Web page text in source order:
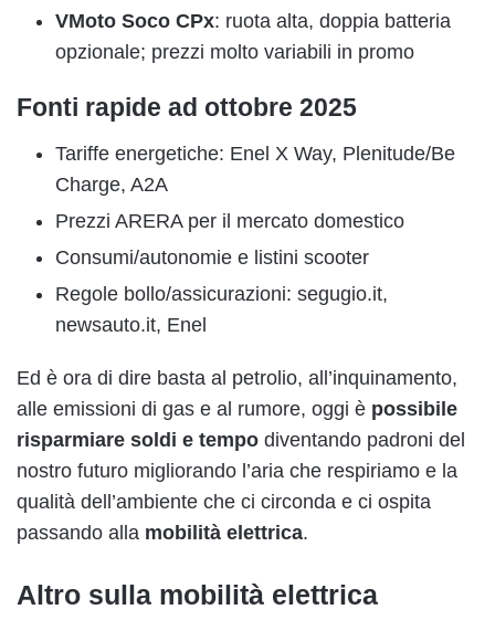
VMoto Soco CPx: ruota alta, doppia batteria
opzionale; prezzi molto variabili in promo
Fonti rapide ad ottobre 2025
Tariffe energetiche: Enel X Way, Plenitude/Be
Charge, A2A
Prezzi ARERA per il mercato domestico
Consumi/autonomie e listini scooter
Regole bollo/assicurazioni: segugio.it,
newsauto.it, Enel
Ed è ora di dire basta al petrolio, all’inquinamento,
alle emissioni di gas e al rumore, oggi è possibile
risparmiare soldi e tempo diventando padroni del
nostro futuro migliorando l’aria che respiriamo e la
qualità dell’ambiente che ci circonda e ci ospita
passando alla mobilità elettrica.
Altro sulla mobilità elettrica